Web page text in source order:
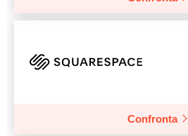
Confronta